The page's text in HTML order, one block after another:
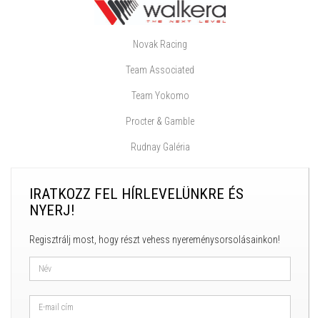
Novak Racing
Team Associated
Team Yokomo
Procter & Gamble
Rudnay Galéria
IRATKOZZ FEL HÍRLEVELÜNKRE ÉS
NYERJ!
Regisztrálj most, hogy részt vehess nyereménysorsolásainkon!